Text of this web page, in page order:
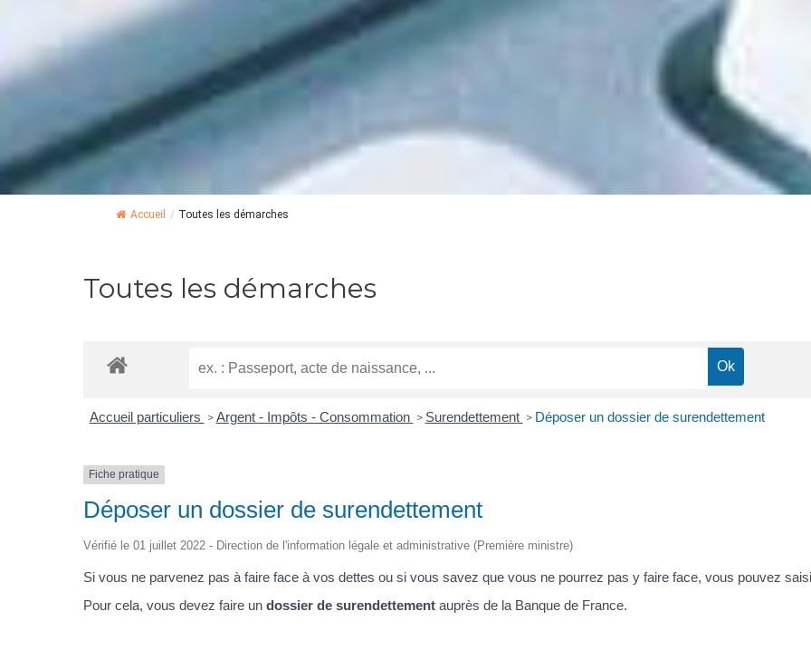
Accueil / Toutes les démarches
Toutes les démarches
Accueil particuliers > Argent - Impôts - Consommation > Surendettement > Déposer un dossier de surendettement
Fiche pratique
Déposer un dossier de surendettement
Vérifié le 01 juillet 2022 - Direction de l'information légale et administrative (Première ministre)
Si vous ne parvenez pas à faire face à vos dettes ou si vous savez que vous ne pourrez pas y faire face, vous pouvez
Pour cela, vous devez faire un dossier de surendettement auprès de la Banque de France.